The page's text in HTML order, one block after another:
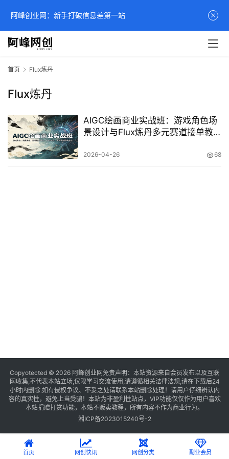
首页 Flux炼丹
Flux炼丹
AIGC绘画商业实战班：游戏角色场
景设计与Flux炼丹多元赛道接单教
2026-04-26 68
Copyotected © 2026 阿峰创业网 免责声明：本站资源来自会员发布以及互联
网收集,不代表本站立场,仅限学习交流使用,请遵循相关法律法规,请在下载后24
小时内删除.如有侵权争议、不妥之处请联系本站删除处理！请用户仔细辨认内
容的真实性，避免上当受骗！本站为非盈利性站点，VIP功能仅仅作为用户喜欢
本站捐赠打赏功能，本站不贩卖教程，所有内容不作为商业行为。
湘ICP备2023015240号-2
首页 网创快讯 网创分类 副业会员
阿峰创业网：新手打破信息差第一站